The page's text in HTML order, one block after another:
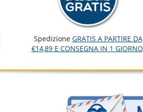
Spedizione GRATIS A PARTIRE DA
€14,89 E CONSEGNA IN 1 GIORNO